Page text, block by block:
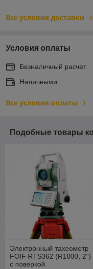
Все условия доставки
Условия оплаты
Безналичный расчет
Наличными
Все условия оплаты
Подобные товары
Электронный тахеометр
FOIF RTS362 (R1000, 2")
с поверкой